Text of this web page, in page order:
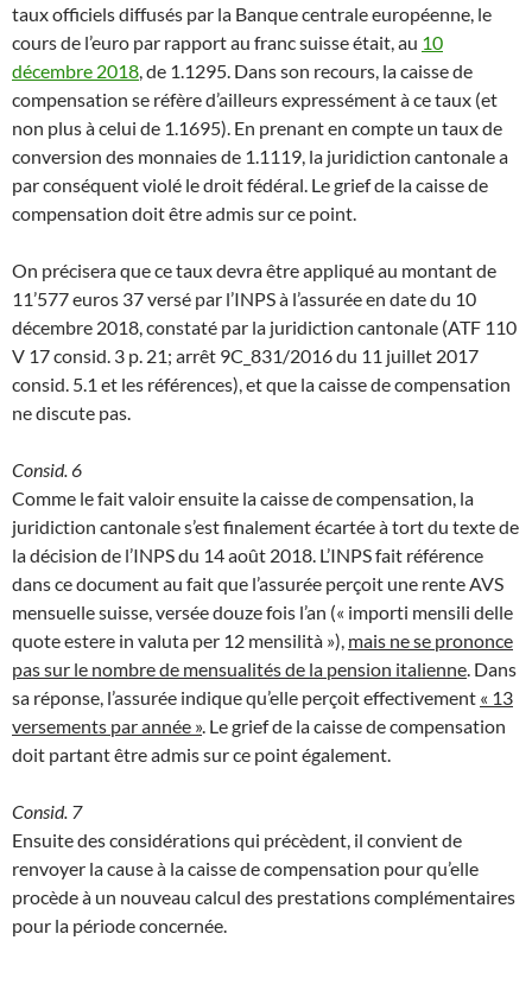
taux officiels diffusés par la Banque centrale européenne, le
cours de l’euro par rapport au franc suisse était, au 10
décembre 2018 , de 1.1295. Dans son recours, la caisse de
compensation se réfère d’ailleurs expressément à ce taux (et
non plus à celui de 1.1695). En prenant en compte un taux de
conversion des monnaies de 1.1119, la juridiction cantonale a
par conséquent violé le droit fédéral. Le grief de la caisse de
compensation doit être admis sur ce point.
On précisera que ce taux devra être appliqué au montant de
11’577 euros 37 versé par l’INPS à l’assurée en date du 10
décembre 2018, constaté par la juridiction cantonale (ATF 110
V 17 consid. 3 p. 21; arrêt 9C_831/2016 du 11 juillet 2017
consid. 5.1 et les références), et que la caisse de compensation
ne discute pas.
Consid. 6
Comme le fait valoir ensuite la caisse de compensation, la
juridiction cantonale s’est finalement écartée à tort du texte de
la décision de l’INPS du 14 août 2018. L’INPS fait référence
dans ce document au fait que l’assurée perçoit une rente AVS
mensuelle suisse, versée douze fois l’an (« importi mensili delle
quote estere in valuta per 12 mensilità »), mais ne se prononce
pas sur le nombre de mensualités de la pension italienne . Dans
sa réponse, l’assurée indique qu’elle perçoit effectivement « 13
versements par année ». Le grief de la caisse de compensation
doit partant être admis sur ce point également.
Consid. 7
Ensuite des considérations qui précèdent, il convient de
renvoyer la cause à la caisse de compensation pour qu’elle
procède à un nouveau calcul des prestations complémentaires
pour la période concernée.